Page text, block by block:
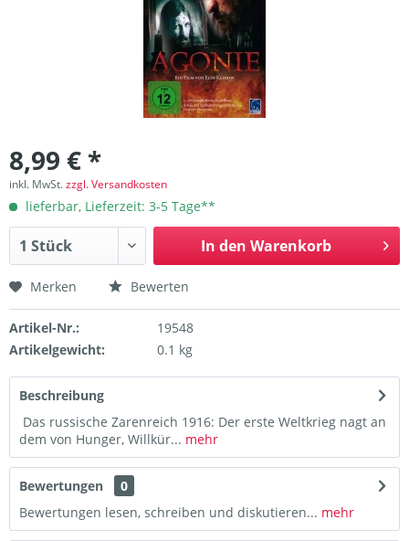
8,99 € *
inkl. MwSt.zzgl. Versandkosten
lieferbar, Lieferzeit: 3-5 Tage**
In den Warenkorb
Merken Bewerten
Artikel-Nr.:
19548
Artikelgewicht:
0.1 kg
Beschreibung
Das russische Zarenreich 1916: Der erste Weltkrieg nagt an
dem von Hunger, Willkür... mehr
Bewertungen
0
Bewertungen lesen, schreiben und diskutieren... mehr